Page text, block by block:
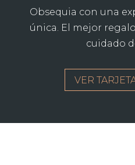
Obsequia con una
única. El mejor
cuidado
VER